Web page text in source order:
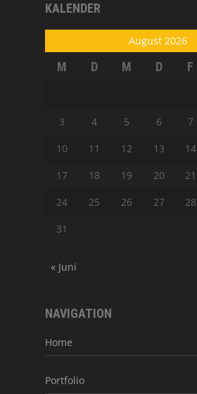
KALENDER
August 2026
M D M D F
3
4 5 6 7
10
11 12 13 14
17
18 19 20 21
24
25 26 27 28
31
« Juni
NAVIGATION
Home
Portfolio